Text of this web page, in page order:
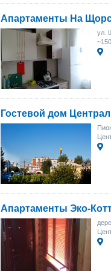
Апартаменты На
ул.
Гостевой дом
Апартаменты Эко-